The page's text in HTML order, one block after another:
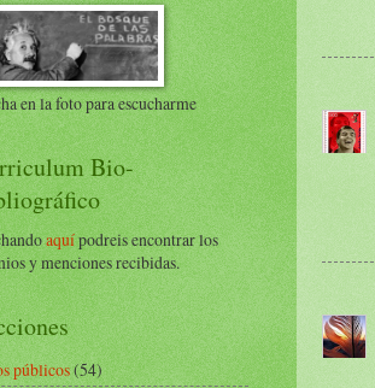
en la foto para escucharme
Bio-
aquípodreis encontrar los
y menciones recibidas.
públicos(54)